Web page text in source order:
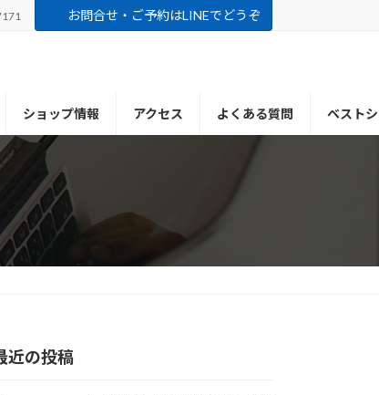
お問合せ・ご予約はLINEでどうぞ
ショップ情報 アクセス よくある質問 ベスト
近の投稿